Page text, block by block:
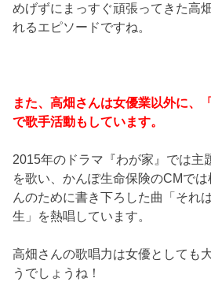
めげずにまっすぐ頑張ってきた高
れるエピソードですね。
また、高畑さんは女優業以外に、
で歌手活動もしています。
2015年のドラマ『わが家』では主
を歌い、かんぽ生命保険のCMで
んのために書き下ろした曲「それ
生」を熱唱しています。
高畑さんの歌唱力は女優としても
うでしょうね！